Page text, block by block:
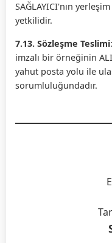
SAĞLAYICI'nın
yetkilidir.
7.13. Sözleşme Teslimi
imzalı bir örneğinin
yahut posta yolu ile
sorumluluğundadır.